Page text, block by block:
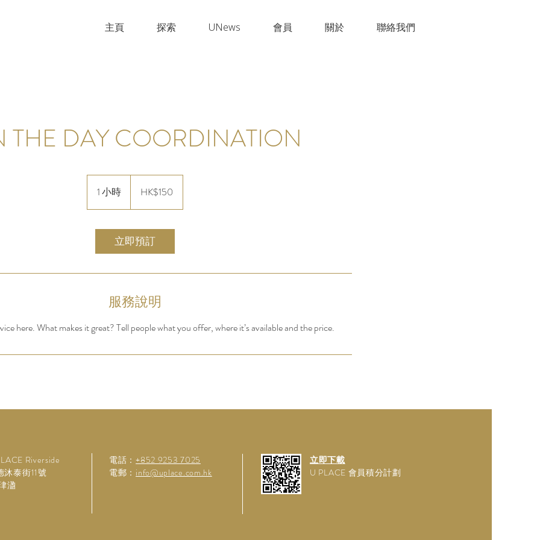
主頁 探索 UNews 會員 關於 聯絡我們
THE DAY COORDINATION
1 小時
小
HK$150
立即預訂
服務說明
here. What makes it great? Tell people what you offer, where it’s available and the price.
Riverside
沐泰街11號
溋
電話：+852 9253 7025
電郵： info@uplace.com.hk
立即下載
U PLACE 會員積分計劃